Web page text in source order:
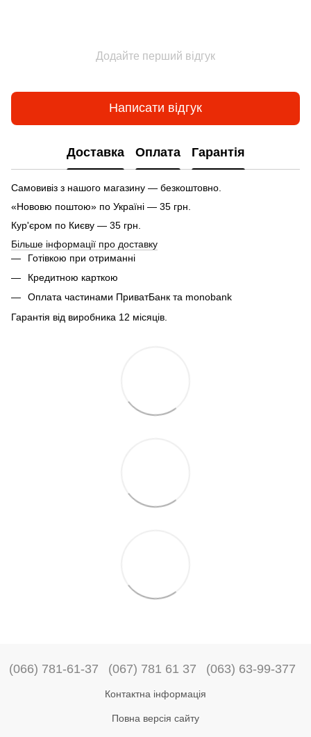
Додайте перший відгук
Написати відгук
Доставка Оплата Гарантія
Самовивіз з нашого магазину — безкоштовно.
«Нововю поштою» по Україні — 35 грн.
Кур'єром по Києву — 35 грн.
Більше інформації про доставку
Готівкою при отриманні
Кредитною карткою
Оплата частинами ПриватБанк та monobank
Гарантія від виробника 12 місяців.
(066) 781-61-37 (067) 781 61 37 (063) 63-99-377
Контактна інформація
Повна версія сайту